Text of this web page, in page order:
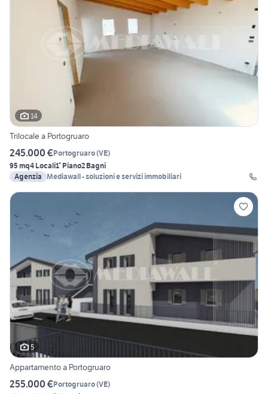
14
Trilocale a Portogruaro
245.000 €Portogruaro(VE)
95 mq4 Locali1° Piano2 Bagni
Agenzia Mediawall - soluzioni e servizi immobiliari
5
Appartamento a Portogruaro
255.000 €Portogruaro(VE)